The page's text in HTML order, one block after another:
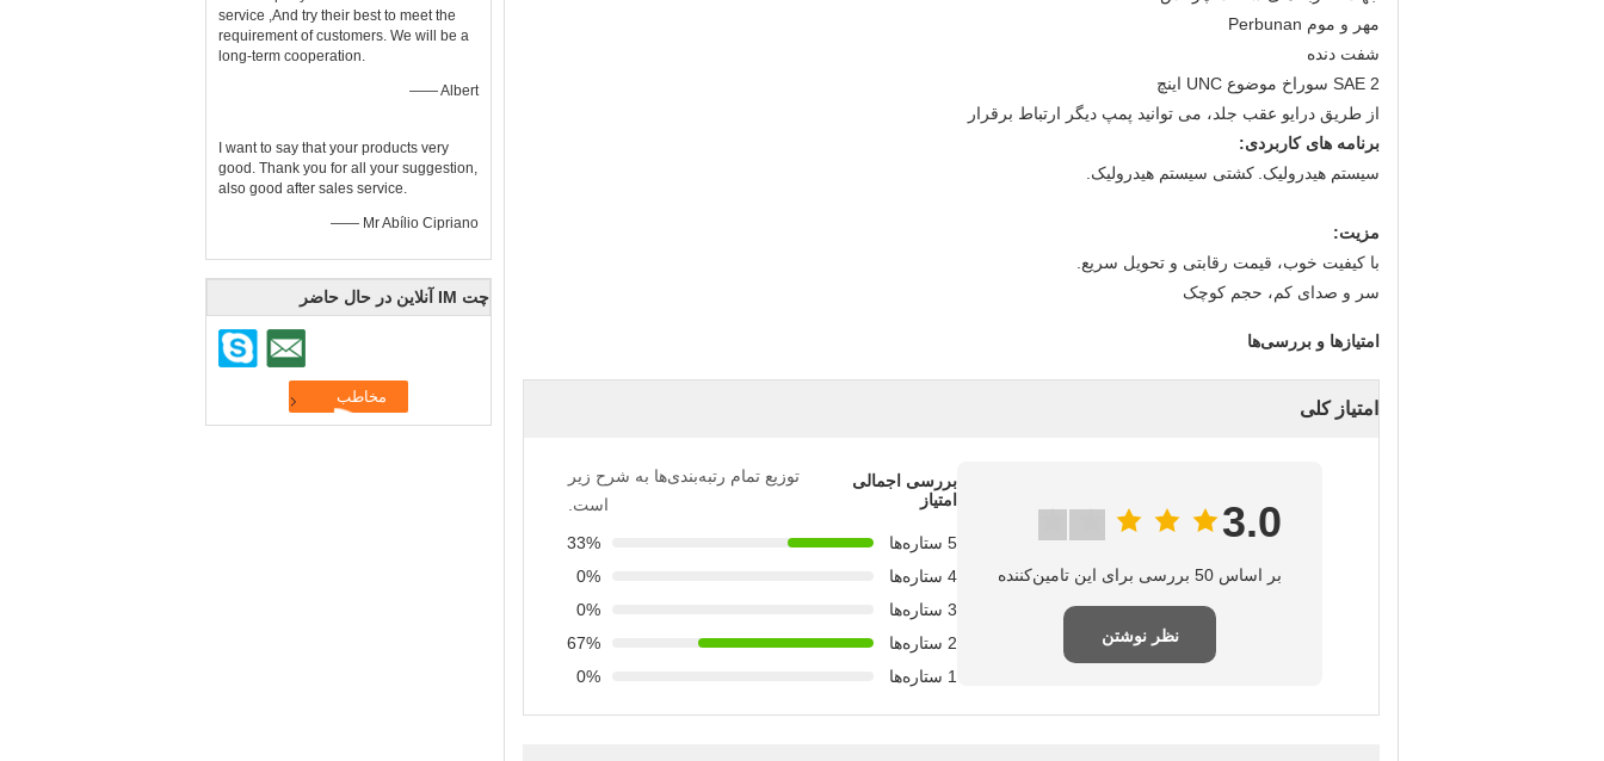
service ,And try their best to meet the
requirement of customers. We will be a
long-term cooperation.
—— Albert
I want to say that your products very
good. Thank you for all your suggestion,
also good after sales service.
—— Mr Abílio Cipriano
چت IM آنلاین در حال حاضر
مهر و موم Perbunan
شفت دنده
SAE 2 سوراخ موضوع UNC اینچ
از طریق درایو عقب جلد، می توانید پمپ دیگر ارتباط برقرار
برنامه های کاربردی:
سیستم هیدرولیک. کشتی سیستم هیدرولیک.
مزیت:
با کیفیت خوب، قیمت رقابتی و تحویل سریع.
سر و صدای کم، حجم کوچک
امتیازها و بررسی‌ها
امتیاز کلی
3.0
بر اساس 50 بررسی برای این تامین‌کننده
نظر نوشتن
بررسی اجمالی
امتیاز
توزیع تمام رتبه‌بندی‌ها به شرح زیر
است.
5 ستاره‌ها
33%
4 ستاره‌ها
0%
3 ستاره‌ها
0%
2 ستاره‌ها
67%
1 ستاره‌ها
0%